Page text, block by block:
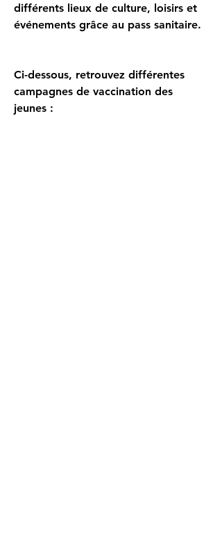
différents lieux de culture, loisirs et
événements grâce au pass sanitaire.
Ci-dessous, retrouvez différentes
campagnes de vaccination des
jeunes :